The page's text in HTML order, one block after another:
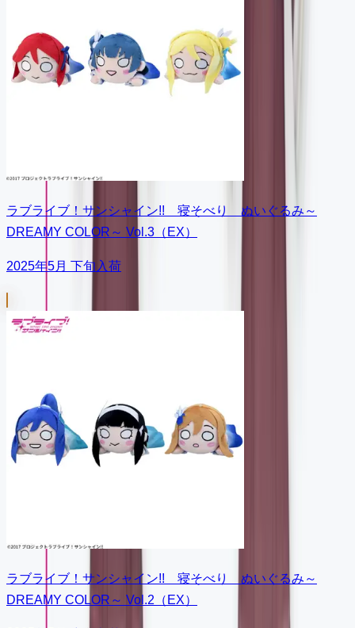
ラブライブ！サンシャイン!! 寝そべり ぬいぐるみ～
DREAMY COLOR～ Vol.3（EX）
2025年5月 下旬入荷
ラブライブ！サンシャイン!! 寝そべり ぬいぐるみ～
DREAMY COLOR～ Vol.2（EX）